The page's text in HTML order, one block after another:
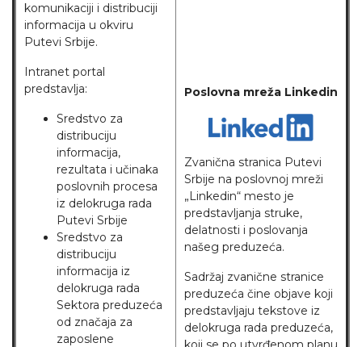
komunikaciji i distribuciji
informacija u okviru
Putevi Srbije.
Intranet portal
predstavlja:
Sredstvo za
distribuciju
informacija,
rezultata i učinaka
poslovnih procesa
iz delokruga rada
Putevi Srbije
Sredstvo za
distribuciju
informacija iz
delokruga rada
Sektora preduzeća
od značaja za
zaposlene
Poslovna mreža Linkedin
Zvanična stranica Putevi
Srbije na poslovnoj mreži
„Linkedin“ mesto je
predstavljanja struke,
delatnosti i poslovanja
našeg preduzeća.
Sadržaj zvanične stranice
preduzeća čine objave koji
predstavljaju tekstove iz
delokruga rada preduzeća,